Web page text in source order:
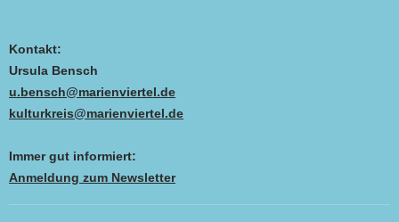
Kontakt:
Ursula Bensch
u.bensch@marienviertel.de
kulturkreis@marienviertel.de
Immer gut informiert:
Anmeldung zum Newsletter